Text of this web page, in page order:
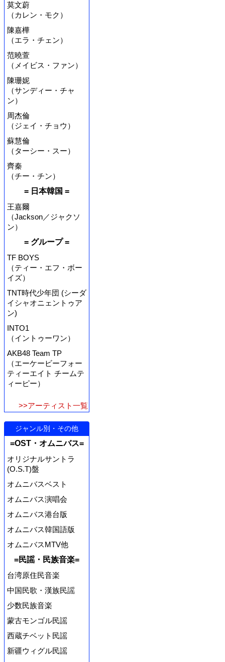
莫文蔚
（カレン・モク）
陳嘉樺
（エラ・チェン）
范曉萱
（メイビス・ファン）
陳珊妮
（サンディー・チャ
ン）
周杰倫
（ジェイ・チョウ）
蘇慧倫
（ターシー・スー）
齊秦
（チー・チン）
= 日本韓国 =
王嘉爾
（Jackson／ジャクソ
ン）
= グループ =
TF BOYS
（ティー・エフ・ボー
イズ）
TNT時代少年団 (シーダ
イシャオニェントゥア
ン)
INTO1
（イントゥーワン）
AKB48 Team TP
（エーケービーフォー
ティーエイト チームテ
ィーピー）
>>アーティスト一覧
ジャンル別・その他
=OST・オムニバス=
オリジナルサントラ
(O.S.T)盤
オムニバスベスト
オムニバス演唱会
オムニバス港台版
オムニバス韓国語版
オムニバスMTV他
=民謡・民族音楽=
台湾原住民音楽
中国民歌・漢族民謡
少数民族音楽
蒙古モンゴル民謡
西蔵チベット民謡
新疆ウィグル民謡